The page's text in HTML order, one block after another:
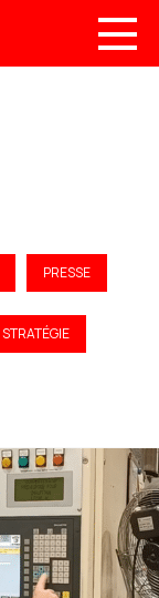
PRESSE
STRATÉGIE